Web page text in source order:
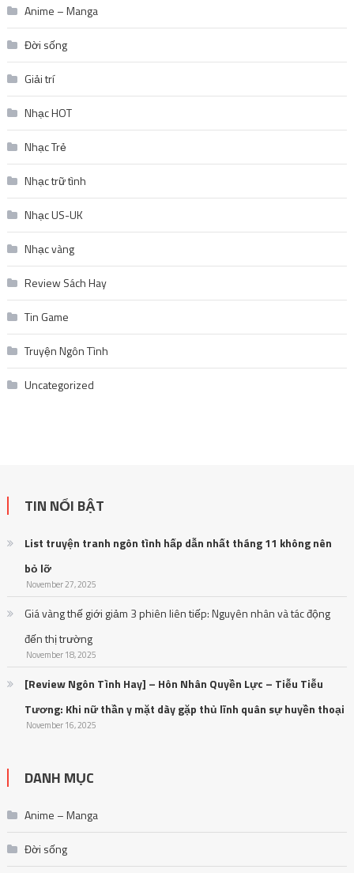
Anime – Manga
Đời sống
Giải trí
Nhạc HOT
Nhạc Trẻ
Nhạc trữ tình
Nhạc US-UK
Nhạc vàng
Review Sách Hay
Tin Game
Truyện Ngôn Tình
Uncategorized
TIN NỔI BẬT
List truyện tranh ngôn tình hấp dẫn nhất tháng 11 không nên
bỏ lỡ
November 27, 2025
Giá vàng thế giới giảm 3 phiên liên tiếp: Nguyên nhân và tác động
đến thị trường
November 18, 2025
[Review Ngôn Tình Hay] – Hôn Nhân Quyền Lực – Tiễu Tiễu
Tương: Khi nữ thần y mặt dày gặp thủ lĩnh quân sự huyền thoại
November 16, 2025
DANH MỤC
Anime – Manga
Đời sống